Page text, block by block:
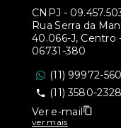
CNPJ -
Rua Serra da
40.066-J, Centro
06731-380
(11) 99972-
(11) 3580-2328
Ver e-mail
ver mais